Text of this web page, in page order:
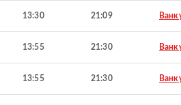
13:30 21:09
13:55 21:30
13:55 21:30